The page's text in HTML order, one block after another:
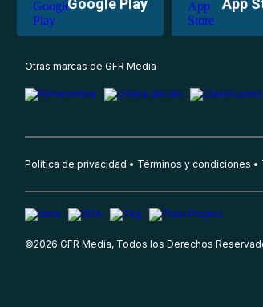
Google Play App
Otras marcas de GFR Media
Política de privacidad Términos y condiciones
©2026 GFR Media, Todos los Derechos